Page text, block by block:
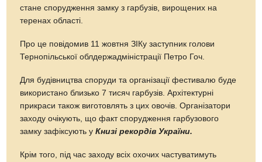
стане спорудження замку з гарбузів, вирощених на
теренах області.
Про це повідомив 11 жовтня ЗІКу заступник голови
Тернопільської облдержадміністрації Петро Гоч.
Для будівництва споруди та організації фестивалю буде
використано близько 7 тисяч гарбузів. Архітектурні
прикраси також виготовлять з цих овочів. Організатори
заходу очікують, що факт спорудження гарбузового
замку зафіксують уКнизі рекордів України.
Крім того, під час заходу всіх охочих частуватимуть